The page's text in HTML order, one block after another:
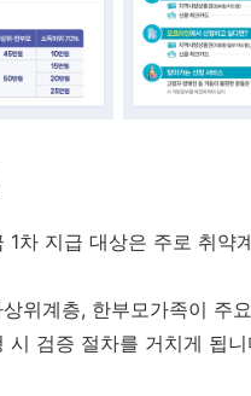
1차 지급 대상은 주로 취약
위계층, 한부모가족이 주
시 검증 절차를 거치게 됩니